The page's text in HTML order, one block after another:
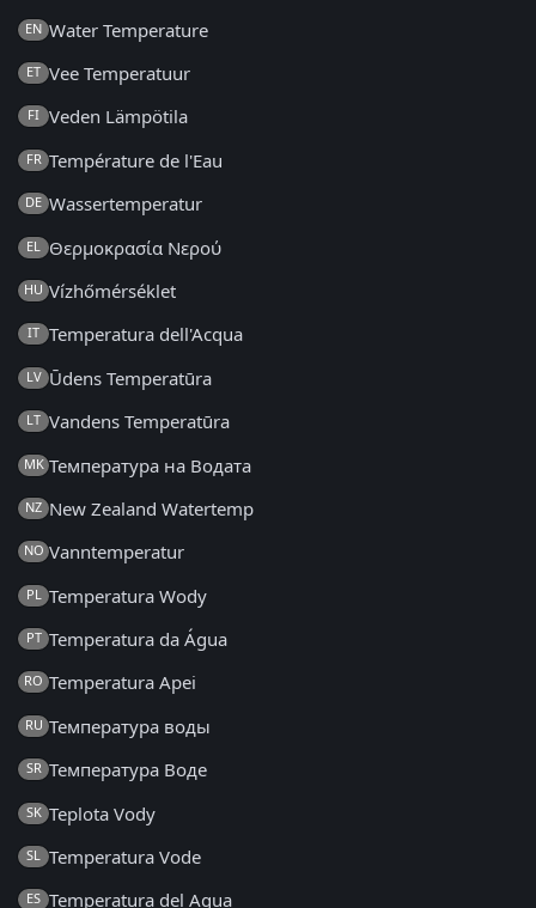
EN Water Temperature
ET Vee Temperatuur
FI Veden Lämpötila
FR Température de l'Eau
DE Wassertemperatur
EL Θερμοκρασία Νερού
HU Vízhőmérséklet
IT Temperatura dell'Acqua
LV Ūdens Temperatūra
LT Vandens Temperatūra
MK Температура на Водата
NZ New Zealand Watertemp
NO Vanntemperatur
PL Temperatura Wody
PT Temperatura da Água
RO Temperatura Apei
RU Температура воды
SR Температура Воде
SK Teplota Vody
SL Temperatura Vode
ES Temperatura del Agua